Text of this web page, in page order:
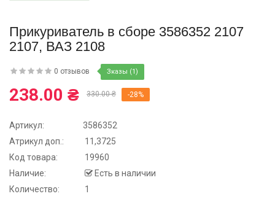
Прикуриватель в сборе 3586352 2107
2107, ВАЗ 2108
0 отзывов Зказы (1)
238.00 ₴ 330.00 ₴ -28%
Артикул:
3586352
Атрикул доп.:
11,3725
Код товара:
19960
Наличие:
Есть в наличии
Количество:
1